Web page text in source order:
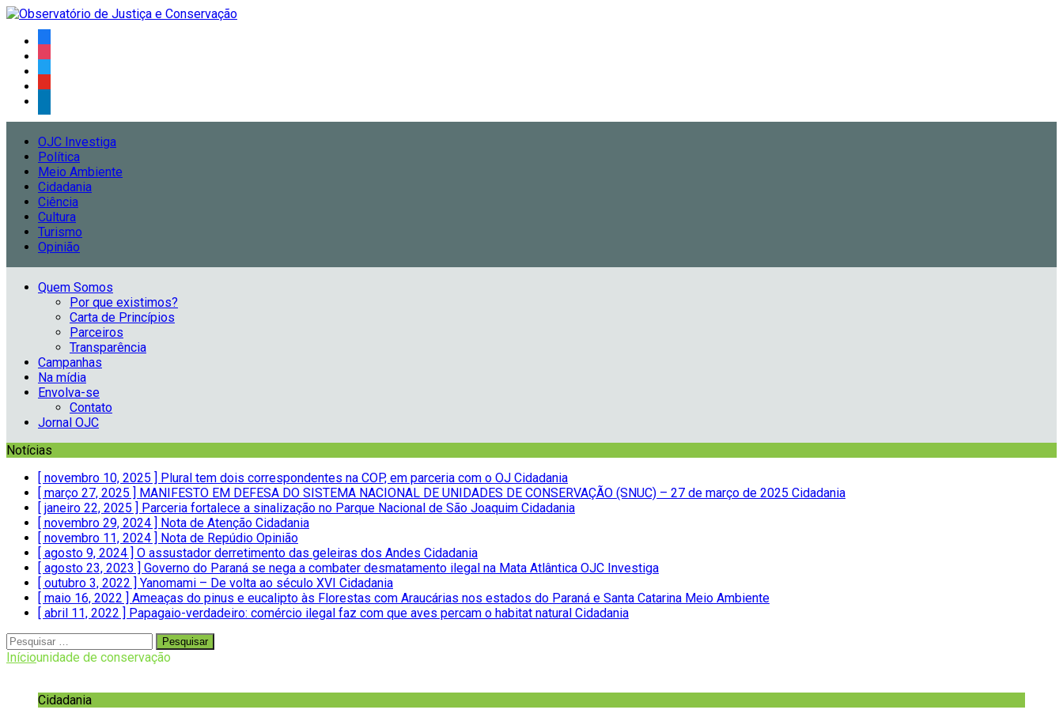
OJC Investiga
Política
Meio Ambiente
Cidadania
Ciência
Cultura
Turismo
Opinião
Quem Somos
Por que existimos?
Carta de Princípios
Parceiros
Transparência
Campanhas
Na mídia
Envolva-se
Contato
Jornal OJC
Notícias
[ novembro 10, 2025 ] Plural tem dois correspondentes na COP, em parceria com o OJ Cidadania
[ março 27, 2025 ] MANIFESTO EM DEFESA DO SISTEMA NACIONAL DE UNIDADES DE CONSERVAÇÃO (SNUC) – 27 de março de 2025 Cidadania
[ janeiro 22, 2025 ] Parceria fortalece a sinalização no Parque Nacional de São Joaquim Cidadania
[ novembro 29, 2024 ] Nota de Atenção Cidadania
[ novembro 11, 2024 ] Nota de Repúdio Opinião
[ agosto 9, 2024 ] O assustador derretimento das geleiras dos Andes Cidadania
[ agosto 23, 2023 ] Governo do Paraná se nega a combater desmatamento ilegal na Mata Atlântica OJC Investiga
[ outubro 3, 2022 ] Yanomami – De volta ao século XVI Cidadania
[ maio 16, 2022 ] Ameaças do pinus e eucalipto às Florestas com Araucárias nos estados do Paraná e Santa Catarina Meio Ambiente
[ abril 11, 2022 ] Papagaio-verdadeiro: comércio ilegal faz com que aves percam o habitat natural Cidadania
Iníciounidade de conservação
Cidadania